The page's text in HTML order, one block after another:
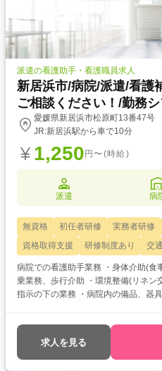
派遣の看護助手・看護職員求人
新居浜市/病院/派遣/看護
ご相談ください！/勤務シ
愛媛県新居浜市松原町13番47号
JR:新居浜駅から車で10分
1,250 円〜(時給)
派遣 病
無資格 初任者研修 実務者研修
資格取得支援
研修制度あり 交
病院での看護助手業務 ・身体介助(食
乗業務、歩行介助 ・環境整備(リネン
指示の下の業務 ・病院内の備品、器
求人を見る